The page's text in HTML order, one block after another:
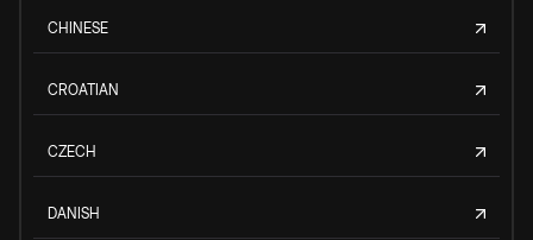
CHINESE
CROATIAN
CZECH
DANISH